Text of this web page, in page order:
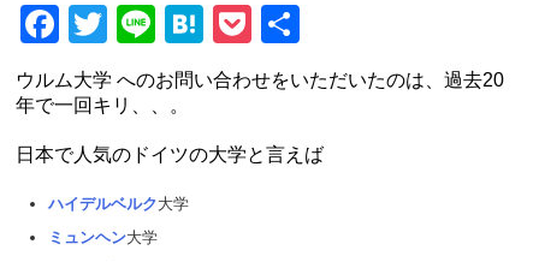
Facebook
Twitter
LineHatena
Pocket
有
ウルム大学 へのお問い合わせをいただいたのは、過去20
年で一回キリ、、。
日本で人気のドイツの大学と言えば
ハイデルベルク大学
ミュンヘン大学